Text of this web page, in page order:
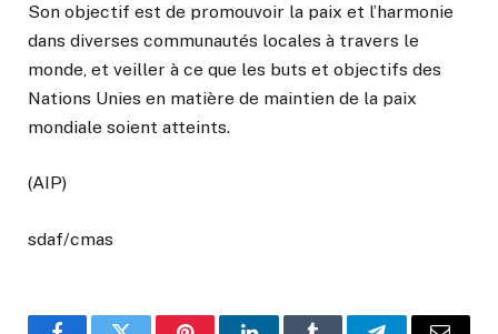
Son objectif est de promouvoir la paix et l’harmonie
dans diverses communautés locales à travers le
monde, et veiller à ce que les buts et objectifs des
Nations Unies en matière de maintien de la paix
mondiale soient atteints.
(AIP)
sdaf/cmas